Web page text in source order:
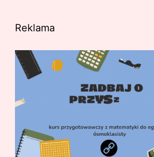
Reklama